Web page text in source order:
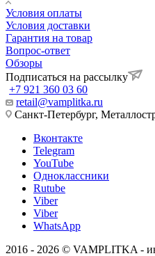
Условия оплаты
Условия доставки
Гарантия на товар
Вопрос-ответ
Обзоры
Подписаться на рассылку
+7 921 360 03 60
retail@vamplitka.ru
Санкт-Петербург,
Вконтакте
Telegram
YouTube
Одноклассники
Rutube
Viber
Viber
WhatsApp
2016 - 2026 © VAMPLITKA -